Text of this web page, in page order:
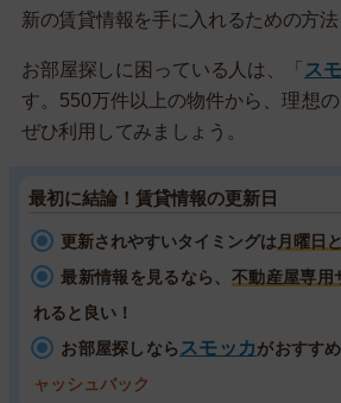
新の賃貸情報を手に入れるための方法
お部屋探しに困っている人は、「 ス
す。550万件以上の物件から、理想
ぜひ利用してみましょう。
最初に結論！賃貸情報の更新日
更新されやすいタイミングは 月曜日
最新情報を見るなら、 不動産屋専用
れると良い！
お部屋探しなら スモッカがおすすめ
ャッシュバック